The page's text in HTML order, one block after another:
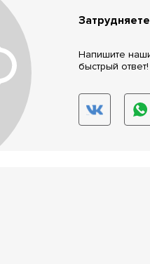
Напишите
быстрый ответ!